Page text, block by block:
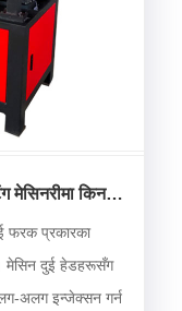
मेसिनरीमा किन
फरक प्रकारका
मेसिन दुई हेडहरूसँग
अलग इन्जेक्सन गर्न